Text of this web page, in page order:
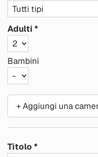
Adulti
Bambini
+ Aggiungi una
Titolo